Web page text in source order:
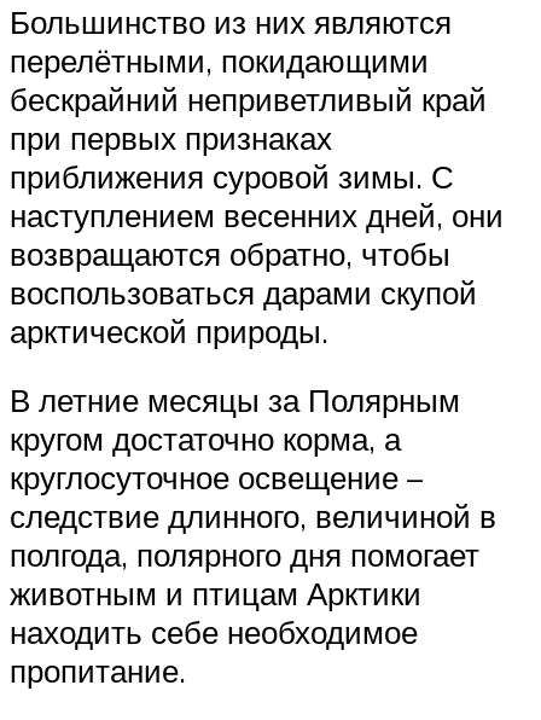
Большинство из них являются
перелётными, покидающими
бескрайний неприветливый край
при первых признаках
приближения суровой зимы. С
наступлением весенних дней, они
возвращаются обратно, чтобы
воспользоваться дарами скупой
арктической природы.
В летние месяцы за Полярным
кругом достаточно корма, а
круглосуточное освещение –
следствие длинного, величиной в
полгода, полярного дня помогает
животным и птицам Арктики
находить себе необходимое
пропитание.